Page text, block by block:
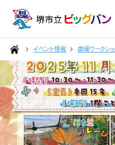
イベント情報 劇場ワークシ